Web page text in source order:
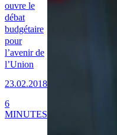
ouvre le
débat
budgétaire
pour
l’avenir de
l’Union
23.02.2018
6
MINUTES